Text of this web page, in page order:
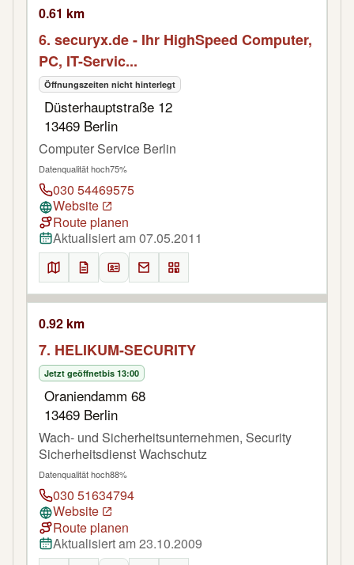
0.61 km
6. securyx.de - Ihr HighSpeed Computer,
PC, IT-Servic...
Öffnungszeiten nicht hinterlegt
Düsterhauptstraße 12
13469 Berlin
Computer Service Berlin
Datenqualität hoch75%
030 54469575
Website
Route planen
Aktualisiert am 07.05.2011
0.92 km
7. HELIKUM-SECURITY
Jetzt geöffnetbis 13:00
Oraniendamm 68
13469 Berlin
Wach- und Sicherheitsunternehmen, Security
Sicherheitsdienst Wachschutz
Datenqualität hoch88%
030 51634794
Website
Route planen
Aktualisiert am 23.10.2009